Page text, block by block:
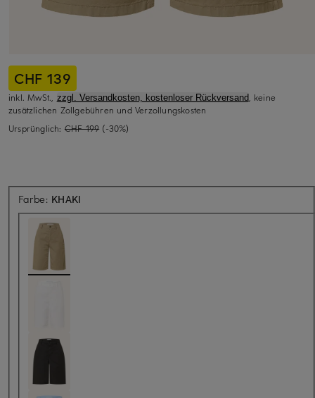
CHF 139
inkl. MwSt., zzgl. Versandkosten, kostenloser Rückversand, keine
zusätzlichen Zollgebühren und Verzollungskosten
Ursprünglich: CHF 199 (-30%)
Farbe: KHAKI